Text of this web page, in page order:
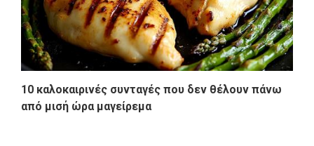
10 καλοκαιρινές συνταγές που δεν θέλουν πάνω
από μισή ώρα μαγείρεμα